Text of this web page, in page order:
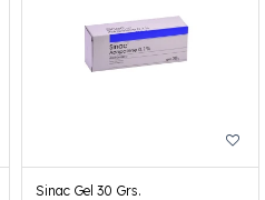
Sinac Gel 30 Grs.